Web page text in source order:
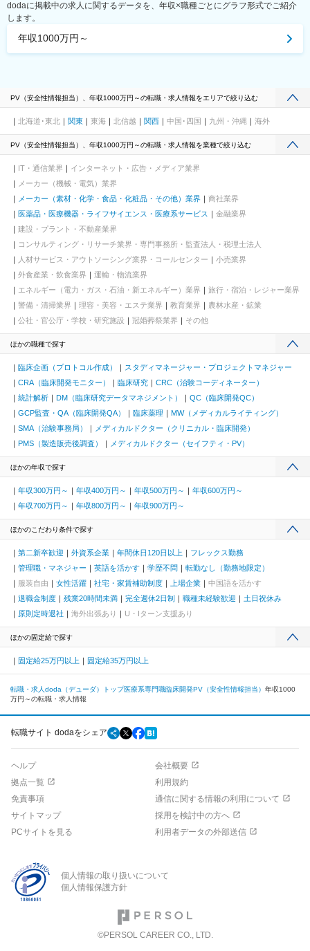
dodaに掲載中の求人に関するデータを、年収×職種ごとにグラフ形式でご紹介
します。
年収1000万円～
PV（安全性情報担当）、年収1000万円～の転職・求人情報をエリアで絞り込む
北海道･東北 関東 東海 北信越 関西 中国･四国 九州・沖縄 海外
PV（安全性情報担当）、年収1000万円～の転職・求人情報を業種で絞り込む
IT・通信業界
インターネット・広告・メディア業界
メーカー（機械・電気）業界
メーカー（素材・化学・食品・化粧品・その他）業界
商社業界
医薬品・医療機器・ライフサイエンス・医療系サービス
金融業界
建設・プラント・不動産業界
コンサルティング・リサーチ業界・専門事務所・監査法人・税理士法人
人材サービス・アウトソーシング業界・コールセンター
小売業界
外食産業・飲食業界
運輸・物流業界
エネルギー（電力・ガス・石油・新エネルギー）業界
旅行・宿泊・レジャー業界
警備・清掃業界
理容・美容・エステ業界 教育業界
農林水産・鉱業
公社・官公庁・学校・研究施設
冠婚葬祭業界 その他
ほかの職種で探す
臨床企画（プロトコル作成）
スタディマネージャー・プロジェクトマネジャー
CRA（臨床開発モニター）
臨床研究
CRC（治験コーディネーター）
統計解析
DM（臨床研究データマネジメント）
QC（臨床開発QC）
GCP監査・QA（臨床開発QA）
臨床薬理
MW（メディカルライティング）
SMA（治験事務局）
メディカルドクター（クリニカル・臨床開発）
PMS（製造販売後調査）
メディカルドクター（セイフティ・PV）
ほかの年収で探す
年収300万円～ 年収400万円～ 年収500万円～
年収600万円～
年収700万円～
年収800万円～ 年収900万円～
ほかのこだわり条件で探す
第二新卒歓迎 外資系企業 年間休日120日以上
フレックス勤務
管理職・マネジャー
英語を活かす 学歴不問
転勤なし（勤務地限定）
服装自由
女性活躍 社宅・家賃補助制度 上場企業
中国語を活かす
退職金制度
残業20時間未満 完全週休2日制 職種未経験歓迎
土日祝休み
原則定時退社
海外出張あり U・Iターン支援あり
ほかの固定給で探す
固定給25万円以上 固定給35万円以上
転職・求人doda（デューダ）トップ医療系専門職臨床開発PV（安全性情報担当） 年収1000
万円～の転職・求人情報
転職サイト dodaをシェア
ヘルプ
会社概要
拠点一覧
利用規約
免責事項
通信に関する情報の利用について
サイトマップ
採用を検討中の方へ
PCサイトを見る
利用者データの外部送信
個人情報の取り扱いについて
個人情報保護方針
©PERSOL CAREER CO., LTD.